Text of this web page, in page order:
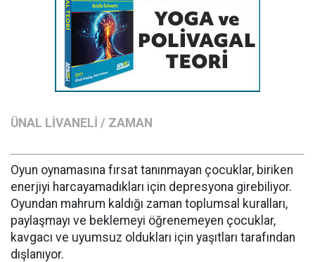
ÜNAL LİVANELİ / ZAMAN
Oyun oynamasına fırsat tanınmayan çocuklar, biriken
enerjiyi harcayamadıkları için depresyona girebiliyor.
Oyundan mahrum kaldığı zaman toplumsal kuralları,
paylaşmayı ve beklemeyi öğrenemeyen çocuklar,
kavgacı ve uyumsuz oldukları için yaşıtları tarafından
dışlanıyor.